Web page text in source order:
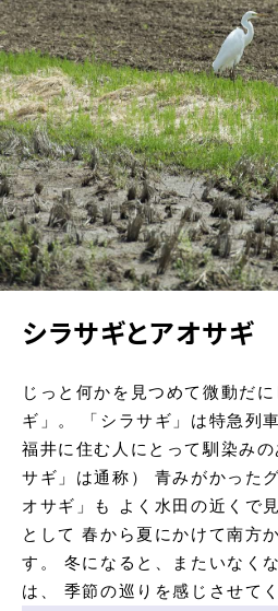
ACCESS
EVENTS
GO AROUND
RESERVATION
INFORMATION
GALLERY
シラサギとアオサギ
じっと何かを見つめて微動だ
ギ」。
「シラサギ」は特急列
福井に住む人にとって馴染み
サギ」は通称）
青みがかった
オサギ」も
よく水田の近くで
として 春から夏にかけて南方
す。
冬になると、またいなく
は、
季節の巡りを感じさせて